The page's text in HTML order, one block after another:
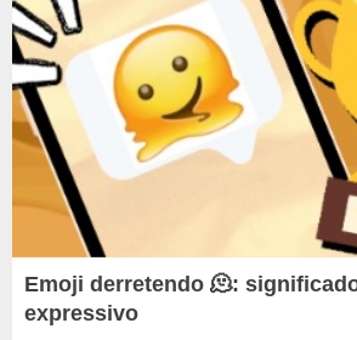
Emoji derretendo 🫠:
expressivo